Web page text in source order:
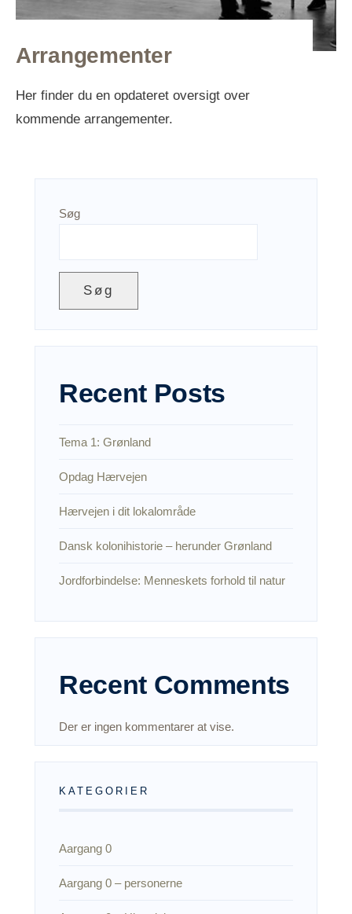
Arrangementer
Her finder du en opdateret oversigt over
kommende arrangementer.
Søg
Søg
Recent Posts
Tema 1: Grønland
Opdag Hærvejen
Hærvejen i dit lokalområde
Dansk kolonihistorie – herunder Grønland
Jordforbindelse: Menneskets forhold til natur
Recent Comments
Der er ingen kommentarer at vise.
KATEGORIER
Aargang 0
Aargang 0 – personerne